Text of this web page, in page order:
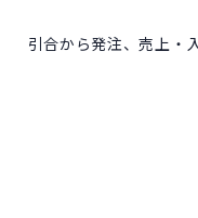
引合から発注、売上・